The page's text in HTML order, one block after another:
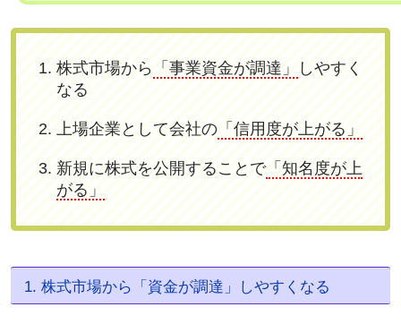
株式市場から 「事業資金が調達」
しやすく
なる
上場企業として会社の 「信用度が上がる」
新規に株式を公開することで「知名度が上
がる」
1. 株式市場から「資金が調達」しやすくなる